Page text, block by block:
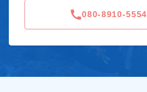
080-8910-5554